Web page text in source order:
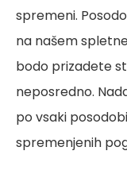
spremeni.
na našem
bodo prizadete
neposredno.
po vsaki
spremenjenih